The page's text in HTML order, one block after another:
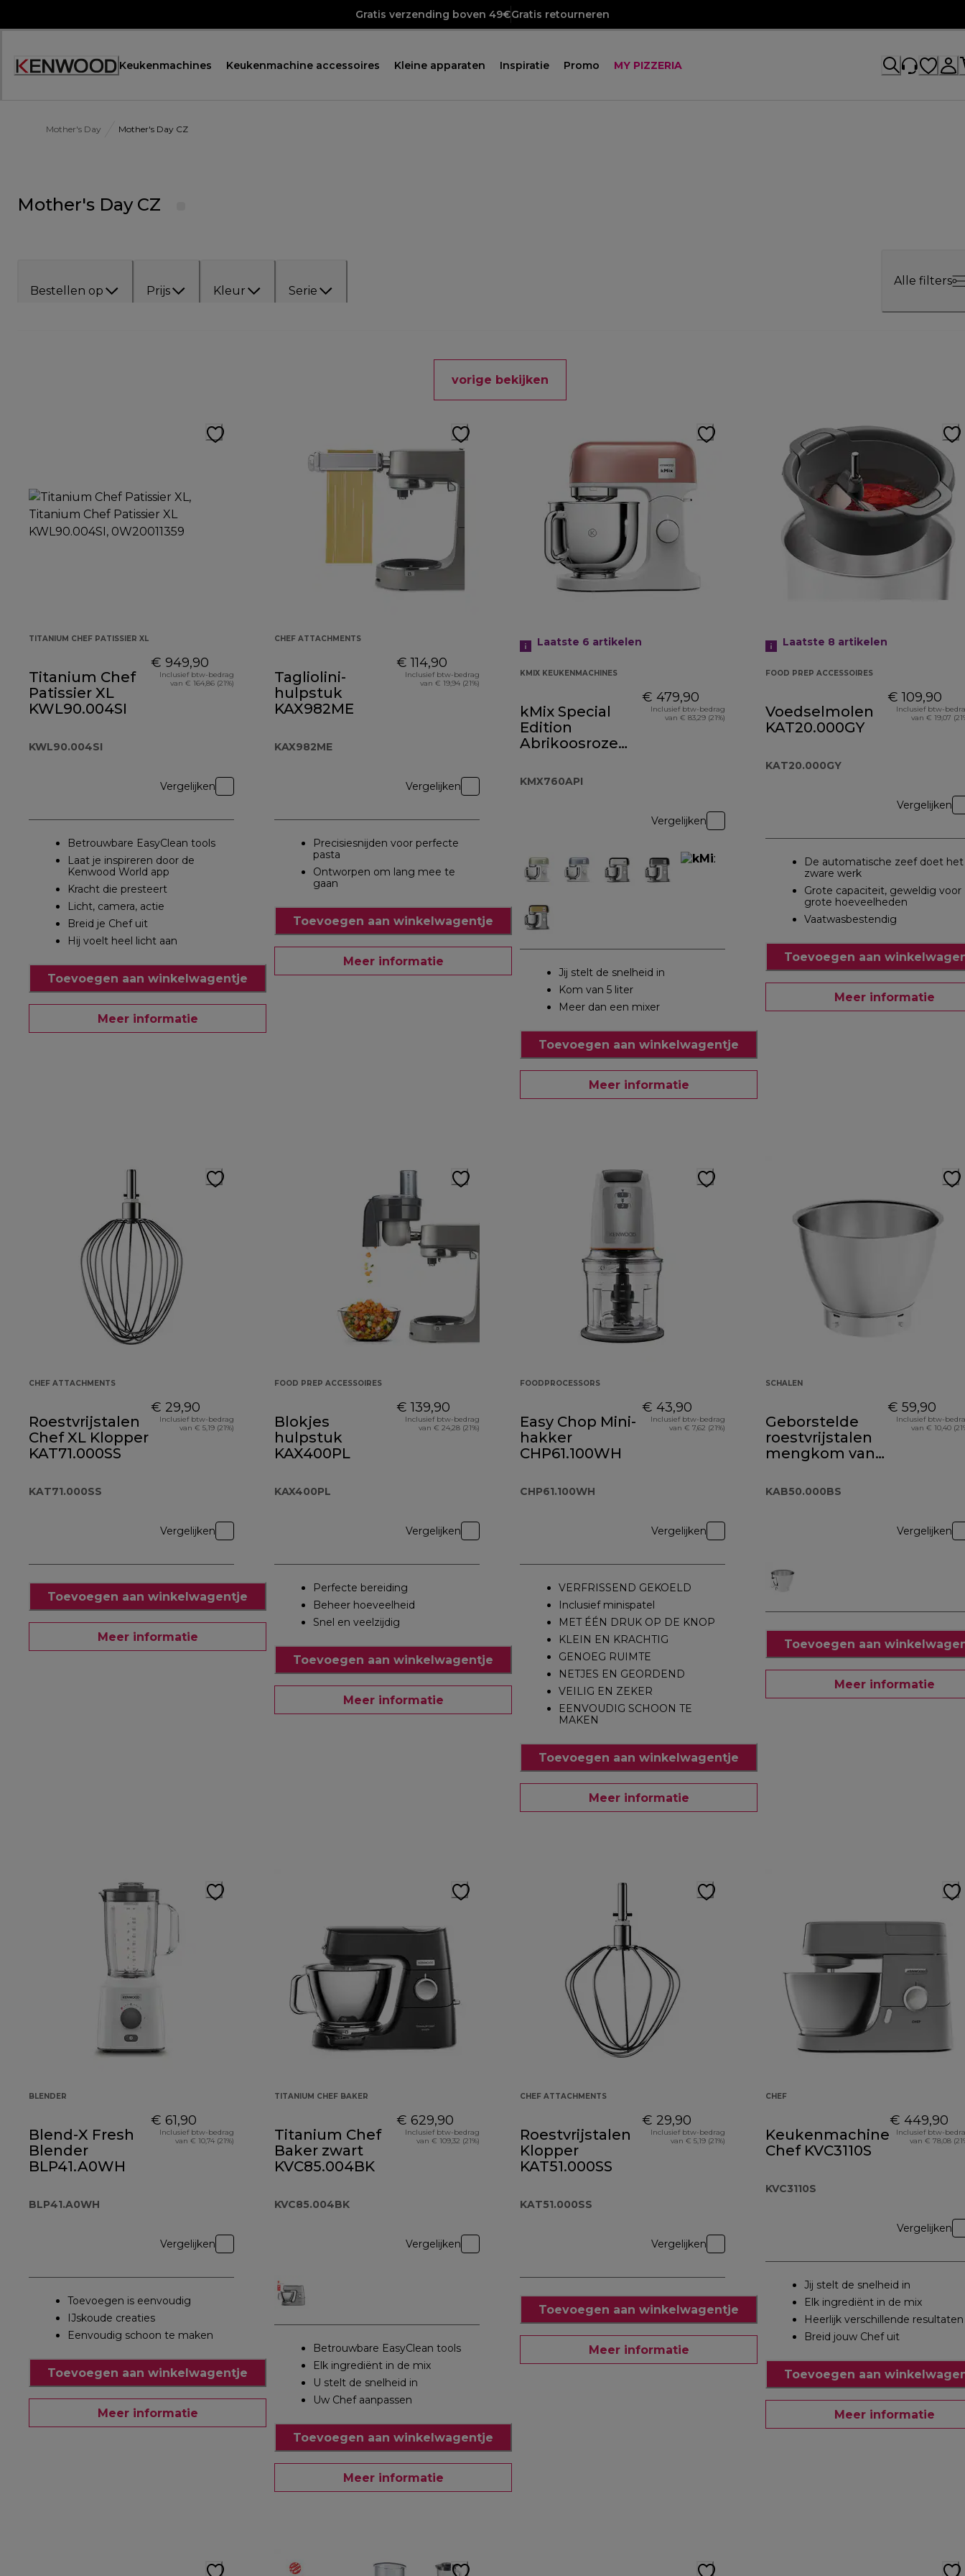
Gratis verzending boven 49€Gratis retourneren
Keukenmachines Keukenmachine accessoires Kleine apparaten Inspiratie Promo MY PIZZERIA
Mother's Day Mother's Day CZ
Mother's Day CZ
Bestellen op Prijs Kleur Serie
Alle filters
vorige bekijken
TITANIUM CHEF PATISSIER XL
Titanium Chef
Patissier XL
KWL90.004SI
KWL90.004SI
€ 949,90
Inclusief btw-bedrag
van € 164,86 (21%)
Vergelijken
Betrouwbare EasyClean tools
Laat je inspireren door de
Kenwood World app
Kracht die presteert
Licht, camera, actie
Breid je Chef uit
Hij voelt heel licht aan
Toevoegen aan winkelwagentje
Meer informatie
CHEF ATTACHMENTS
Tagliolini-
hulpstuk
KAX982ME
KAX982ME
€ 114,90
Inclusief btw-bedrag
van € 19,94 (21%)
Vergelijken
Precisiesnijden voor perfecte
pasta
Ontworpen om lang mee te
gaan
Toevoegen aan winkelwagentje
Meer informatie
Laatste 6 artikelen
KMIX KEUKENMACHINES
kMix Special
Edition
Abrikoosroze
KMX760API
€ 479,90
Inclusief btw-bedrag
van € 83,29 (21%)
Vergelijken
Jij stelt de snelheid in
Kom van 5 liter
Meer dan een mixer
Toevoegen aan winkelwagentje
Meer informatie
Laatste 8 artikelen
FOOD PREP ACCESSOIRES
Voedselmolen
KAT20.000GY
KAT20.000GY
€ 109,90
Inclusief btw-
van € 19,07
Vergelijken
De automatische zeef doet het
zware werk
Grote capaciteit, geweldig voor
grote hoeveelheden
Vaatwasbestendig
Toevoegen aan
Meer informatie
CHEF ATTACHMENTS
Roestvrijstalen
Chef XL Klopper
KAT71.000SS
KAT71.000SS
€ 29,90
Inclusief btw-bedrag
van € 5,19 (21%)
Vergelijken
Toevoegen aan winkelwagentje
Meer informatie
FOOD PREP ACCESSOIRES
Blokjes
hulpstuk
KAX400PL
KAX400PL
€ 139,90
Inclusief btw-bedrag
van € 24,28 (21%)
Vergelijken
Perfecte bereiding
Beheer hoeveelheid
Snel en veelzijdig
Toevoegen aan winkelwagentje
Meer informatie
FOODPROCESSORS
Easy Chop Mini-
hakker
CHP61.100WH
CHP61.100WH
€ 43,90
Inclusief btw-bedrag
van € 7,62 (21%)
Vergelijken
VERFRISSEND GEKOELD
Inclusief minispatel
MET ÉÉN DRUK OP DE KNOP
KLEIN EN KRACHTIG
GENOEG RUIMTE
NETJES EN GEORDEND
VEILIG EN ZEKER
EENVOUDIG SCHOON TE
MAKEN
Toevoegen aan winkelwagentje
Meer informatie
SCHALEN
Geborstelde
roestvrijstalen
mengkom van 5
KAB50.000BS
KAB50.000BS
€ 59,90
Inclusief btw-
van € 10,40
Vergelijken
Toevoegen aan
Meer informatie
BLENDER
Blend-X Fresh
Blender
BLP41.A0WH
BLP41.A0WH
€ 61,90
Inclusief btw-bedrag
van € 10,74 (21%)
Vergelijken
Toevoegen is eenvoudig
IJskoude creaties
Eenvoudig schoon te maken
Toevoegen aan winkelwagentje
Meer informatie
TITANIUM CHEF BAKER
Titanium Chef
Baker zwart
KVC85.004BK
KVC85.004BK
€ 629,90
Inclusief btw-bedrag
van € 109,32 (21%)
Vergelijken
Betrouwbare EasyClean tools
Elk ingrediënt in de mix
U stelt de snelheid in
Uw Chef aanpassen
Toevoegen aan winkelwagentje
Meer informatie
CHEF ATTACHMENTS
Roestvrijstalen
Klopper
KAT51.000SS
KAT51.000SS
€ 29,90
Inclusief btw-bedrag
van € 5,19 (21%)
Vergelijken
Toevoegen aan winkelwagentje
Meer informatie
CHEF
Keukenmachine
Chef KVC3110S
KVC3110S
€ 449,90
Inclusief btw-
van € 78,08
Vergelijken
Jij stelt de snelheid in
Elk ingrediënt in de mix
Heerlijk verschillende resultaten
Breid jouw Chef uit
Toevoegen aan
Meer informatie